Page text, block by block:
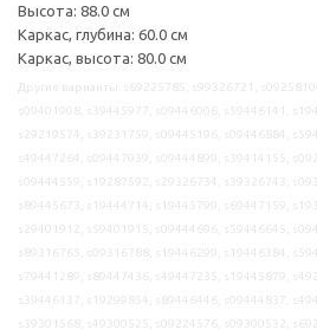
Высота: 88.0 см
Каркас, глубина: 60.0 см
Каркас, высота: 80.0 см